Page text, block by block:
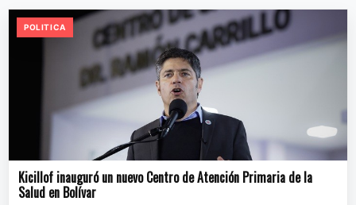
POLITICA
Kicillof inauguró un nuevo Centro de Atención Primaria de la
Salud en Bolívar